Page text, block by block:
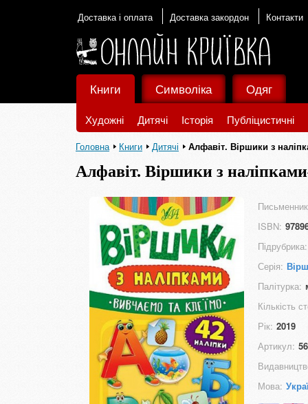
Доставка і оплата Доставка закордон Контакти
Книги
Художні Дитячі Історія Публіцистичні
Символіка Одяг
Головна Книги Дитячі Алфавіт. Віршики з
Алфавіт. Віршики з наліпками
ISBN:
Підрубрика:
Серія:
Палітурка:
Кількість
Рік: 2019
Артикул:
Мова: